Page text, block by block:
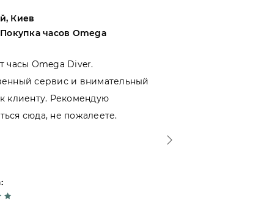
Киев
Покупка часов Omega
часы Omega Diver.
сервис и внимательный
клиенту. Рекомендую
сюда, не пожалеете.